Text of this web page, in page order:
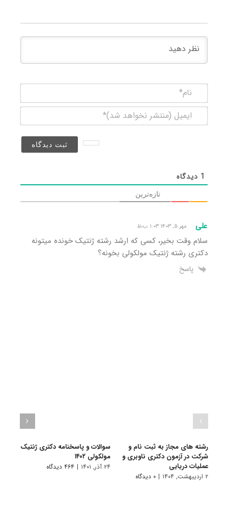
(منتشر
1 دیدگاه
تازه‌ترین
علی مهر ۵, ۱۴۰۳ ۱:۰۳ ب٫ظ
سلام وقت بخیر، کسی که ارشد رشته ژنتیک خونده میتونه
دکتری رشته ژنتیک مولکولی بخونه؟
پاسخ
رشته های مجاز به ثبت نام و
شرکت در آزمون دکتری ناوبری و
عملیات دریایی
۲ اردیبهشت, ۱۴۰۴ | ۰ دیدگاه
سوالات و پاسخنامه دکتری ژنتیک
مولکولی ۱۴۰۲
۲۴ آذر, ۱۴۰۱ | ۴۶۴ دیدگاه